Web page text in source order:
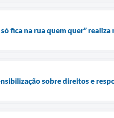
fica na rua quem quer”
sobre direitos e